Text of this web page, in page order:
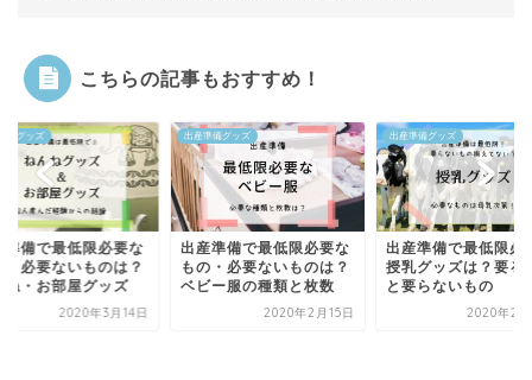
こちらの記事もおすすめ！
備グッズ
準備で最低限必要な
・必要ないものは？
ー服の種類と枚数
2020年2月15日
出産準備グッズ
出産準備で最低限必要な
授乳グッズは？要るもの
と要らないもの
2020年2月28日
出産準備グッズ